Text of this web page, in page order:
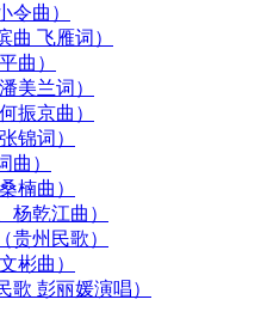
令曲）
曲 飞雁词）
曲）
美兰词）
振京曲）
锦词）
曲）
楠曲）
杨乾江曲）
贵州民歌）
彬曲）
歌 彭丽媛演唱）